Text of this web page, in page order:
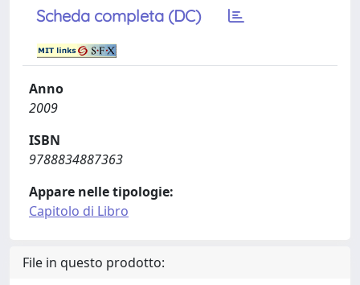
Scheda completa (DC)
Anno
2009
ISBN
9788834887363
Appare nelle tipologie:
Capitolo di Libro
File in questo prodotto: